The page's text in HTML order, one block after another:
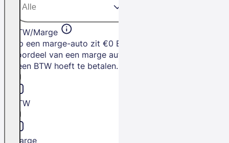
BTW/Marge
Op een marge-auto zit €0 BTW. Het
voordeel van een marge auto is dat je
geen BTW hoeft te betalen.
BTW
Marge